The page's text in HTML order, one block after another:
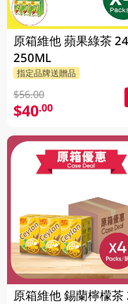
原箱維他 蘋果綠茶 24 X
250ML
指定品牌送贈品
$56.00
$40.00
原箱維他 錫蘭檸檬茶 24